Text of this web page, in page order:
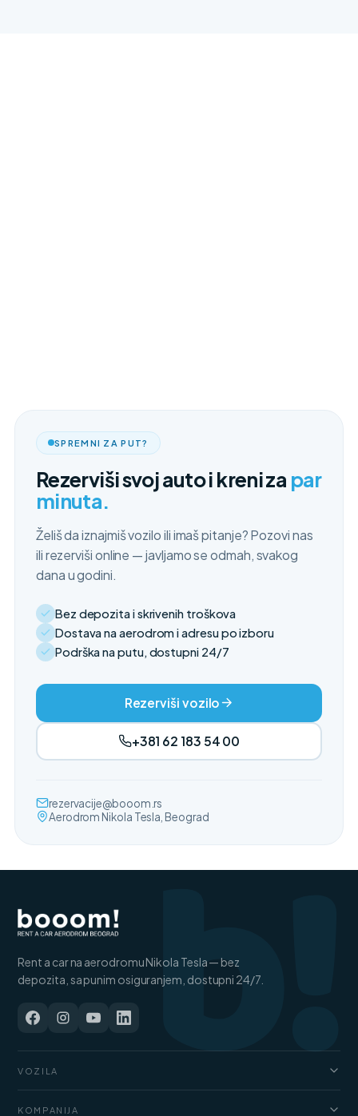
SPREMNI ZA PUT?
Rezerviši svoj auto i kreni za par
minuta.
Želiš da iznajmiš vozilo ili imaš pitanje? Pozovi nas
ili rezerviši online — javljamo se odmah, svakog
dana u godini.
Bez depozita i skrivenih troškova
Dostava na aerodrom i adresu po izboru
Podrška na putu, dostupni 24/7
Rezerviši vozilo
+381 62 183 54 00
rezervacije@booom.rs
Aerodrom Nikola Tesla, Beogradb!
Rent a car na aerodromu Nikola Tesla — bez
depozita, sa punim osiguranjem, dostupni 24/7.
VOZILA
KOMPANIJA